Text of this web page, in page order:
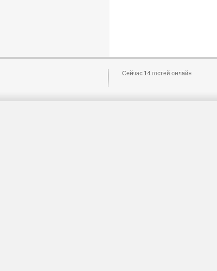
Сейчас 14 гостей онлайн